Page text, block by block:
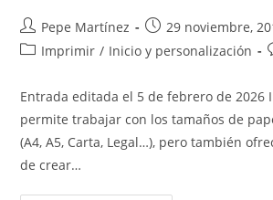
Autor
de
Pepe Martínez
Publicación
de
la
29 noviembre,
Categoría
la
entrada:
Imprimir / Inicio y personalización
la
Entrada editada el 5 de febrero de 2026
permite trabajar con los tamaños de
(A4, A5, Carta, Legal…), pero también
de crear…